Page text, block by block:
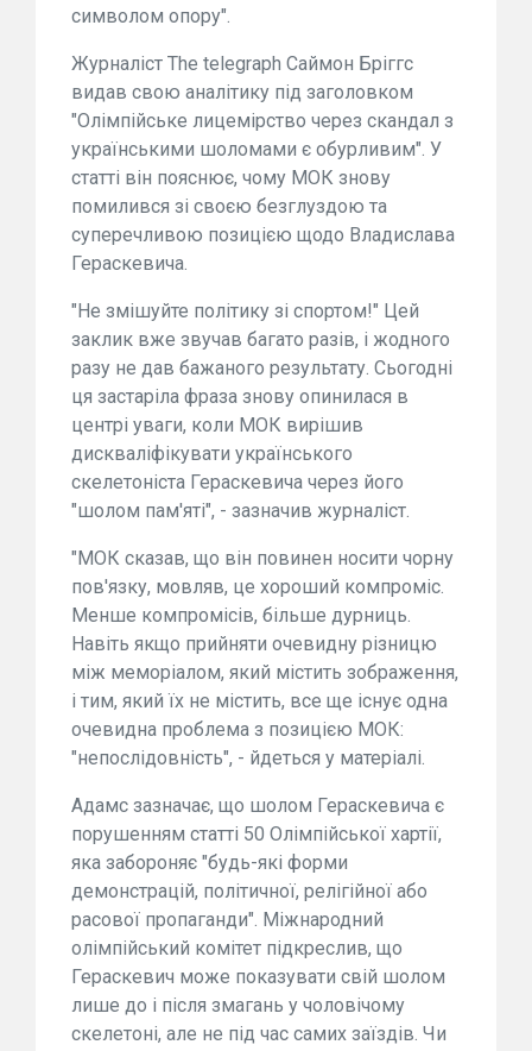
символом опору".
Журналіст The telegraph Саймон Бріггс
видав свою аналітику під заголовком
"Олімпійське лицемірство через скандал з
українськими шоломами є обурливим". У
статті він пояснює, чому МОК знову
помилився зі своєю безглуздою та
суперечливою позицією щодо Владислава
Гераскевича.
"Не змішуйте політику зі спортом!" Цей
заклик вже звучав багато разів, і жодного
разу не дав бажаного результату. Сьогодні
ця застаріла фраза знову опинилася в
центрі уваги, коли МОК вирішив
дискваліфікувати українського
скелетоніста Гераскевича через його
"шолом пам'яті", - зазначив журналіст.
"МОК сказав, що він повинен носити чорну
пов'язку, мовляв, це хороший компроміс.
Менше компромісів, більше дурниць.
Навіть якщо прийняти очевидну різницю
між меморіалом, який містить зображення,
і тим, який їх не містить, все ще існує одна
очевидна проблема з позицією МОК:
"непослідовність", - йдеться у матеріалі.
Адамс зазначає, що шолом Гераскевича є
порушенням статті 50 Олімпійської хартії,
яка забороняє "будь-які форми
демонстрацій, політичної, релігійної або
расової пропаганди". Міжнародний
олімпійський комітет підкреслив, що
Гераскевич може показувати свій шолом
лише до і після змагань у чоловічому
скелетоні, але не під час самих заїздів. Чи